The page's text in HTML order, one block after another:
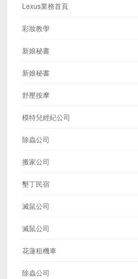
Lexus業務首頁
彩妝教學
新娘秘書
新娘秘書
舒壓按摩
模特兒經紀公司
除蟲公司
搬家公司
墾丁民宿
滅鼠公司
滅鼠公司
花蓮租機車
除蟲公司